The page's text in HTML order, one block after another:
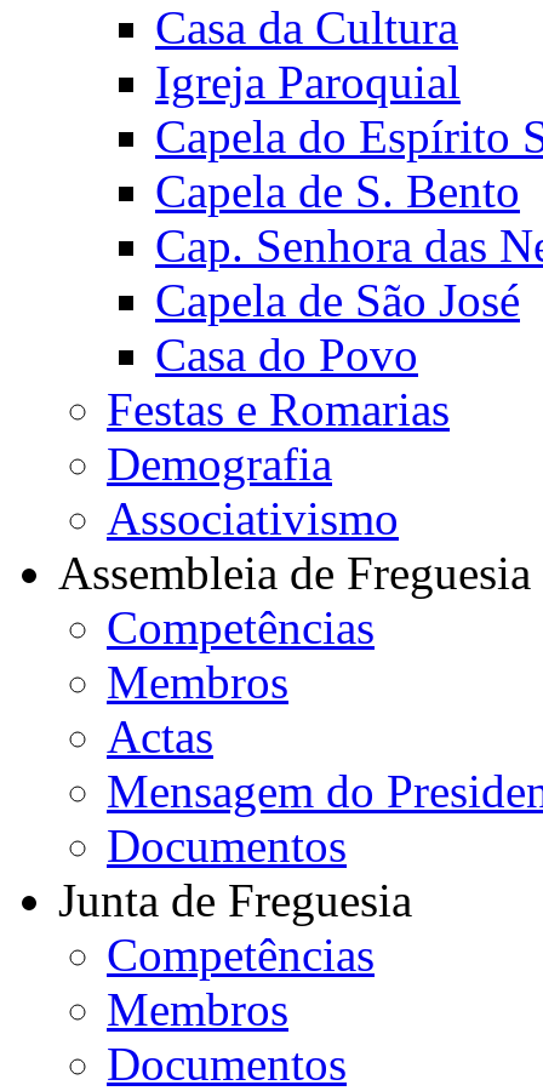
Casa da Cultura
Igreja Paroquial
Capela do Espírito
Capela de S. Bento
Cap. Senhora das
Capela de São José
Casa do Povo
Festas e Romarias
Demografia
Associativismo
Assembleia de Freguesia
Competências
Membros
Actas
Mensagem do
Documentos
Junta de Freguesia
Competências
Membros
Documentos